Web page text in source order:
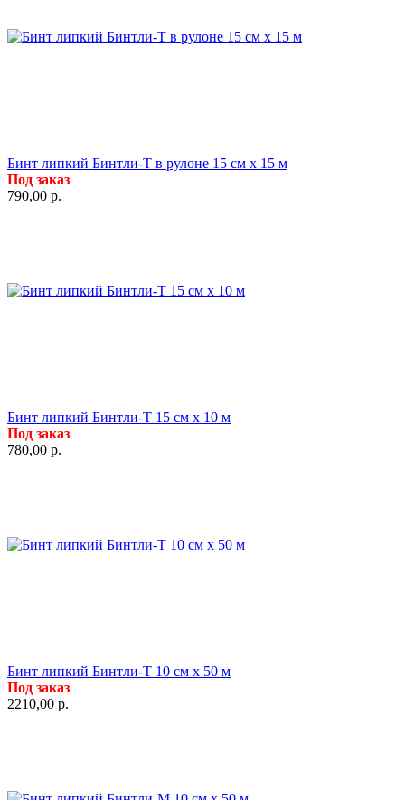
Бинт липкий Бинтли-Т в рулоне 15 см х 15 м
Под заказ
790,00 р.
Бинт липкий Бинтли-Т 15 см х 10 м
Под заказ
780,00 р.
Бинт липкий Бинтли-Т 10 см х 50 м
Под заказ
2210,00 р.